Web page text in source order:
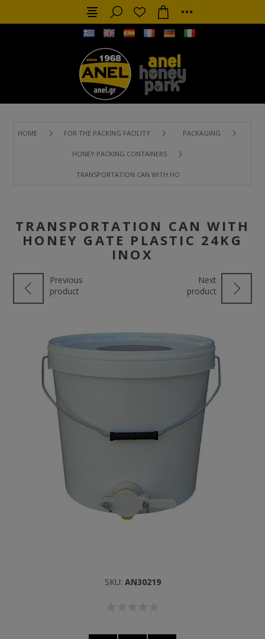
HOME FOR THE PACKING FACILITY PACKAGING
HONEY PACKING CONTAINERS
TRANSPORTATION CAN WITH HONEY GATE PLASTIC 24KG
TRANSPORTATION CAN WITH
HONEY GATE PLASTIC 24KG
ΙΝΟΧ
Previous
product
Next
product
SKU: AN30219